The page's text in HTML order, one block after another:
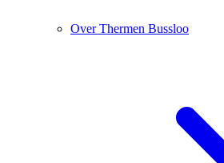
Over Thermen Bussloo